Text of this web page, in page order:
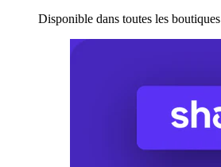
Disponible dans toutes les boutiques